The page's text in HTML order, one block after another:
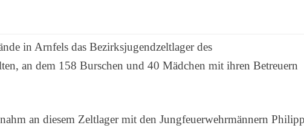
in Arnfels das Bezirksjugendzeltlager des
an dem 158 Burschen und 40 Mädchen mit ihren Betreuern
an diesem Zeltlager mit den Jungfeuerwehrmännern Philipp